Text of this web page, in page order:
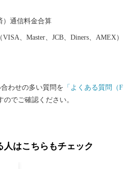
して発展を続けています。
）通信料金合算
、Master、JCB、Diners、AMEX）
わせの多い質問を 「よくある質問（F
でご確認ください。
人はこちらもチェック